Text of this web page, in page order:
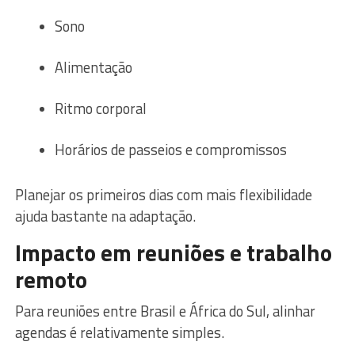
Sono
Alimentação
Ritmo corporal
Horários de passeios e compromissos
Planejar os primeiros dias com mais flexibilidade
ajuda bastante na adaptação.
Impacto em reuniões e trabalho
remoto
Para reuniões entre Brasil e África do Sul, alinhar
agendas é relativamente simples.